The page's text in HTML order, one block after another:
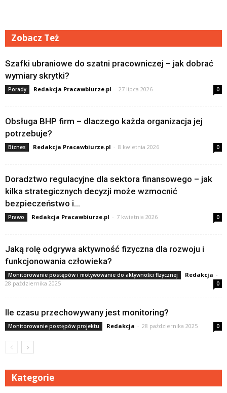
Zobacz Też
Szafki ubraniowe do szatni pracowniczej – jak dobrać
wymiary skrytki?
Porady Redakcja Pracawbiurze.pl - 27 lipca 2026 0
Obsługa BHP firm – dlaczego każda organizacja jej
potrzebuje?
Biznes Redakcja Pracawbiurze.pl - 8 kwietnia 2026 0
Doradztwo regulacyjne dla sektora finansowego – jak
kilka strategicznych decyzji może wzmocnić
bezpieczeństwo i...
Prawo Redakcja Pracawbiurze.pl - 7 kwietnia 2026 0
Jaką rolę odgrywa aktywność fizyczna dla rozwoju i
funkcjonowania człowieka?
Monitorowanie postępów i motywowanie do aktywności fizycznej Redakcja -
28 października 2025
0
Ile czasu przechowywany jest monitoring?
Monitorowanie postępów projektu Redakcja - 28 października 2025 0
Kategorie